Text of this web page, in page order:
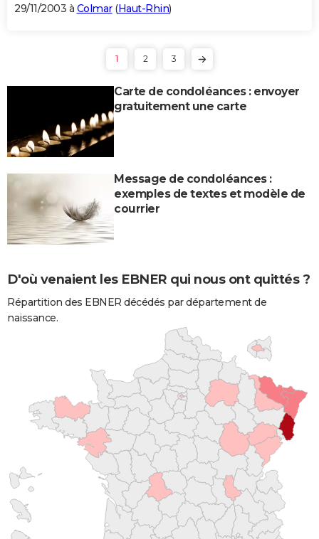
29/11/2003 à Colmar(Haut-Rhin)
1 2 3
Carte de condoléances : envoyer
gratuitement une carte
Message de condoléances :
exemples de textes et modèle de
courrier
D'où venaient les EBNER qui nous ont quittés ?
Répartition des EBNER décédés par département de
naissance.